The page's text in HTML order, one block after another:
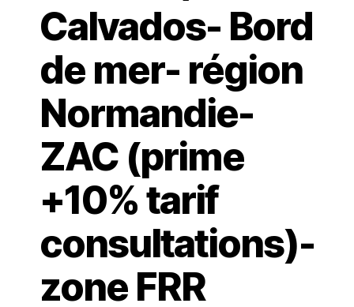
Calvados- Bord
de mer- région
Normandie-
ZAC (prime
+10% tarif
consultations)-
zone FRR